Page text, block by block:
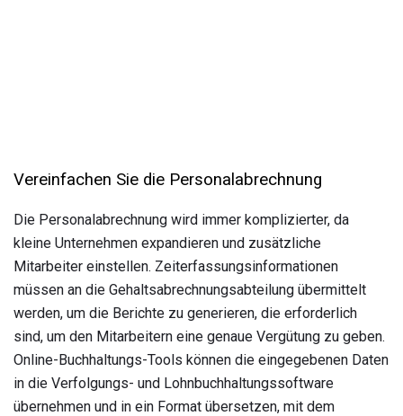
Vereinfachen Sie die Personalabrechnung
Die Personalabrechnung wird immer komplizierter, da
kleine Unternehmen expandieren und zusätzliche
Mitarbeiter einstellen. Zeiterfassungsinformationen
müssen an die Gehaltsabrechnungsabteilung übermittelt
werden, um die Berichte zu generieren, die erforderlich
sind, um den Mitarbeitern eine genaue Vergütung zu geben.
Online-Buchhaltungs-Tools können die eingegebenen Daten
in die Verfolgungs- und Lohnbuchhaltungssoftware
übernehmen und in ein Format übersetzen, mit dem